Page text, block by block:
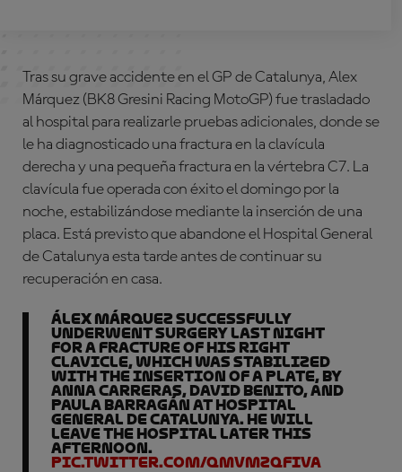
Tras su grave accidente en el GP de Catalunya, Alex
Márquez (BK8 Gresini Racing MotoGP) fue trasladado
al hospital para realizarle pruebas adicionales, donde se
le ha diagnosticado una fractura en la clavícula
derecha y una pequeña fractura en la vértebra C7. La
clavícula fue operada con éxito el domingo por la
noche, estabilizándose mediante la inserción de una
placa. Está previsto que abandone el Hospital General
de Catalunya esta tarde antes de continuar su
recuperación en casa.
Álex Márquez successfully
underwent surgery last night
for a fracture of his right
clavicle, which was stabilized
with the insertion of a plate, by
Anna Carreras, David Benito, and
Paula Barragán at Hospital
General de Catalunya. He will
leave the hospital later this
afternoon.
pic.twitter.com/qMvMZQFIVA